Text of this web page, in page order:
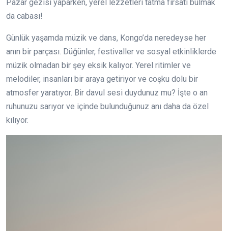
Pazar gezisi yaparken, yerel lezzetleri tatma fırsatı bulmak
da cabası!
Günlük yaşamda müzik ve dans, Kongo’da neredeyse her
anın bir parçası. Düğünler, festivaller ve sosyal etkinliklerde
müzik olmadan bir şey eksik kalıyor. Yerel ritimler ve
melodiler, insanları bir araya getiriyor ve coşku dolu bir
atmosfer yaratıyor. Bir davul sesi duydunuz mu? İşte o an
ruhunuzu sarıyor ve içinde bulunduğunuz anı daha da özel
kılıyor.